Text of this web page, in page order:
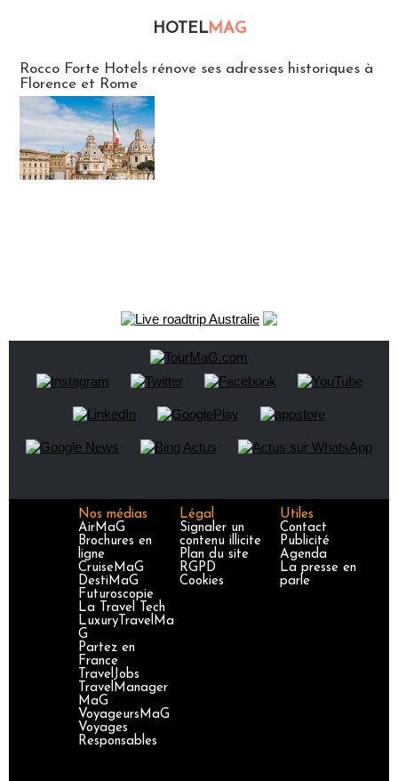
HOTELMAG
Rocco Forte Hotels rénove ses adresses historiques à
Florence et Rome
Nos médias
AirMaG
Brochures en
ligne
CruiseMaG
DestiMaG
Futuroscopie
La Travel Tech
LuxuryTravelMa
G
Partez en
France
TravelJobs
TravelManager
MaG
VoyageursMaG
Voyages
Responsables
Légal
Signaler un
contenu illicite
Plan du site
RGPD
Cookies
Utiles
Contact
Publicité
Agenda
La presse en
parle